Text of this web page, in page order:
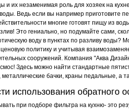
Материал крепежной
Тип колб:
Размещение:
Стиль крана:
Габариты (ш/в/г) мм:
Тип фильтрации:
Особые отличия:
и их незаменимая роль для хозяек на
Ведь если вы например приготовите
многие готовят пищу из
Это гениально, но подумайте сами,
воду в пунктах по разливу
ценовую политику и учитывая
сооружений. Компания "Аква
Здесь можно найти стандартные
бачки, краны педальные, а
использования обратного
при подборе фильтра на кухню- это